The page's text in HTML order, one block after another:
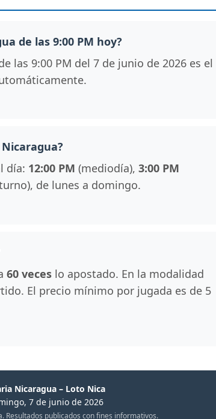
de las 9:00 PM hoy?
las 9:00 PM del 7 de junio de 2026 es el
día: 12:00 PM (mediodía), 3:00 PM
de lunes a domingo.
60 veces lo apostado. En la modalidad
El precio mínimo por jugada es de 5
Nicaragua – Loto Nica
7 de junio de 2026
Resultados publicados con fines informativos.